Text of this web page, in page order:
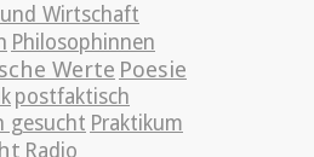
Wirtschaft
Philosophinnen
Werte Poesie
postfaktisch
gesucht Praktikum
Radio